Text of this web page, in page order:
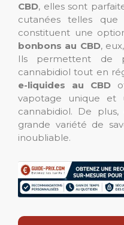
CBD, elles sont
cutanées telles que
constituent une
bonbons au CBD,
Ils permettent de
cannabidiol tout en
e-liquides au CBD
vapotage unique et
cannabidiol. De
grande variété de
inoubliable.